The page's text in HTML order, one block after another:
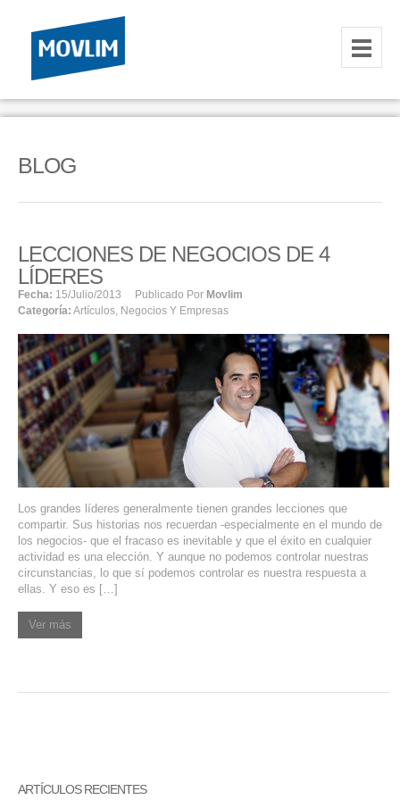
INICIO
HOSTING
HOSTING
RESELLER
SERVIDORES VPS
SERVIDORES VPS WINDOWS
SERVIDORES DEDICADOS
AGENCIA DIGITAL
PAGINAS WEB PARA NEGOCIOS
PAGINA WEB CON MANEJADOR DE CONTENIDOS
PAGINA WEB CON CATÁLOGO DE PRODUCTOS
PAGINAS WEB A MEDIDA
EMAIL MARKETING
BLOG
LECCIONES DE NEGOCIOS DE 4
LÍDERES
Fecha: 15/julio/2013 Publicado Por Movlim
Categoría: Artículos, Negocios Y Empresas
Los grandes líderes generalmente tienen grandes lecciones que
compartir. Sus historias nos recuerdan -especialmente en el mundo de
los negocios- que el fracaso es inevitable y que el éxito en cualquier
actividad es una elección. Y aunque no podemos controlar nuestras
circunstancias, lo que sí podemos controlar es nuestra respuesta a
ellas. Y eso es […]
Ver más
ARTÍCULOS RECIENTES